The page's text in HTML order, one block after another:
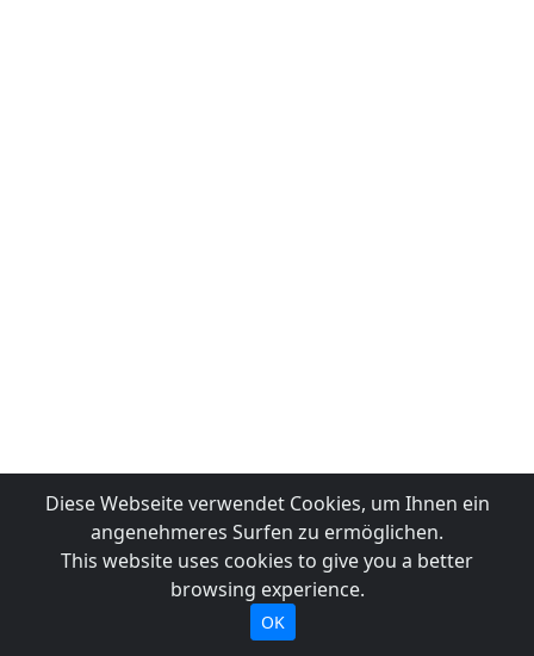
Diese Webseite verwendet Cookies, um Ihnen ein
angenehmeres Surfen zu ermöglichen.
This website uses cookies to give you a better
browsing experience.
OK